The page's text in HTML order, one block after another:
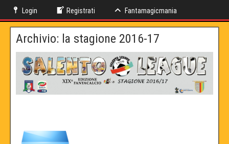
Login Registrati Fantamagicmania
Archivio: la stagione 2016-17